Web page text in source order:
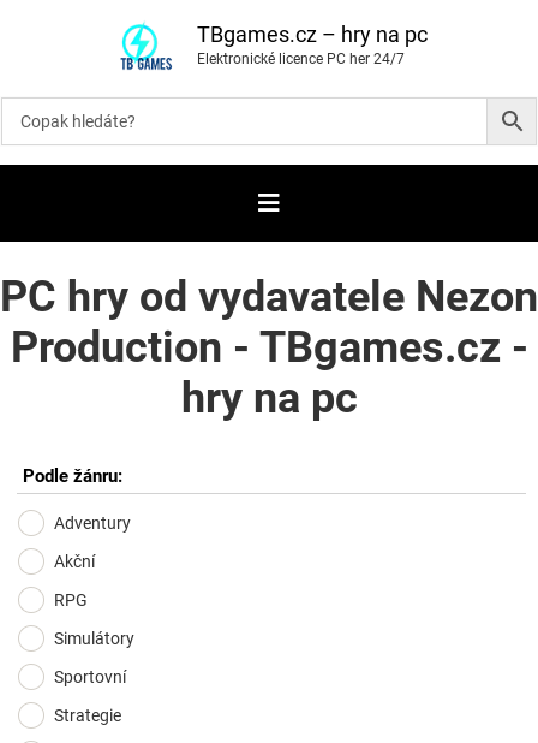
o
i
t
b
a
TBgames.cz – hry na pc
Elektronické licence PC her 24/7
PC hry od vydavatele Nezon
Production - TBgames.cz -
hry na pc
Podle žánru:
Adventury
Akční
RPG
Simulátory
Sportovní
Strategie